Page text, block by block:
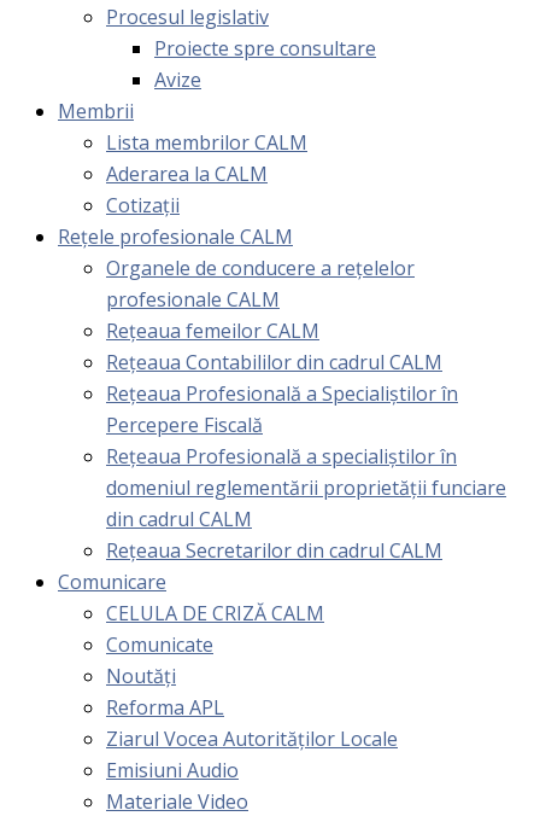
Procesul legislativ
Proiecte spre consultare
Avize
Membrii
Lista membrilor CALM
Aderarea la CALM
Cotizaţii
Rețele profesionale CALM
Organele de conducere a rețelelor
profesionale CALM
Rețeaua femeilor CALM
Rețeaua Contabililor din cadrul CALM
Rețeaua Profesională a Specialiștilor în
Percepere Fiscală
Reţeaua Profesională a specialiştilor în
domeniul reglementării proprietăţii funciare
din cadrul CALM
Rețeaua Secretarilor din cadrul CALM
Comunicare
CELULA DE CRIZĂ CALM
Comunicate
Noutăți
Reforma APL
Ziarul Vocea Autorităților Locale
Emisiuni Audio
Materiale Video